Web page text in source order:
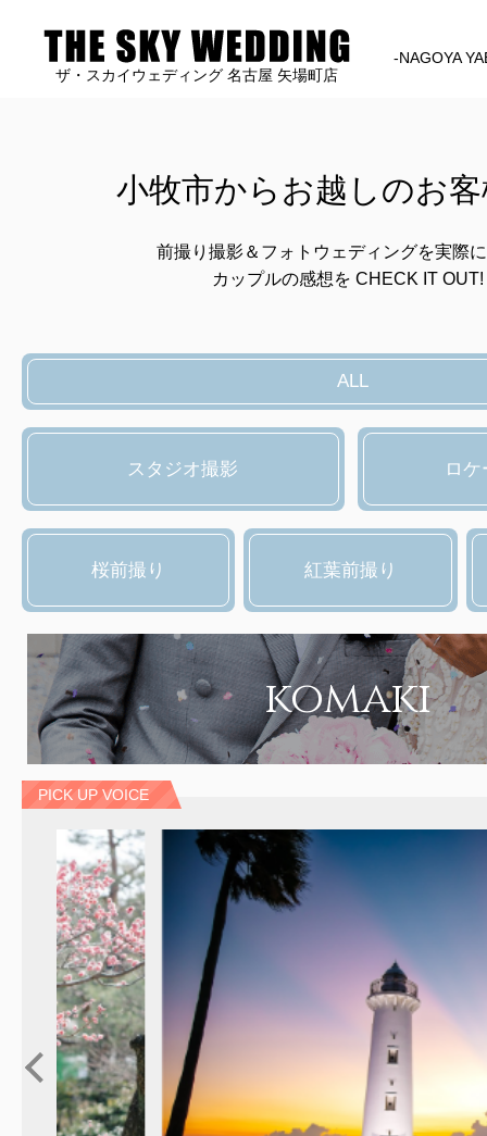
ザ・スカイウェディング 名古屋 矢場町店
-NAGOYA
小牧市からお越しのお
前撮り撮影＆フォトウェディングを実際
カップルの感想を CHECK IT OUT!
ALL
スタジオ撮影 ロ
桜前撮り 紅葉前撮り
komaki
PICK UP VOICE